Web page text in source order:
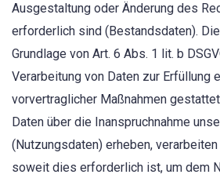
Ausgestaltung oder Änderung des
erforderlich sind (Bestandsdaten).
Grundlage von Art. 6 Abs. 1 lit. b
Verarbeitung von Daten zur Erfüllung
vorvertraglicher Maßnahmen
Daten über die Inanspruchnahme
(Nutzungsdaten) erheben,
soweit dies erforderlich ist, um dem